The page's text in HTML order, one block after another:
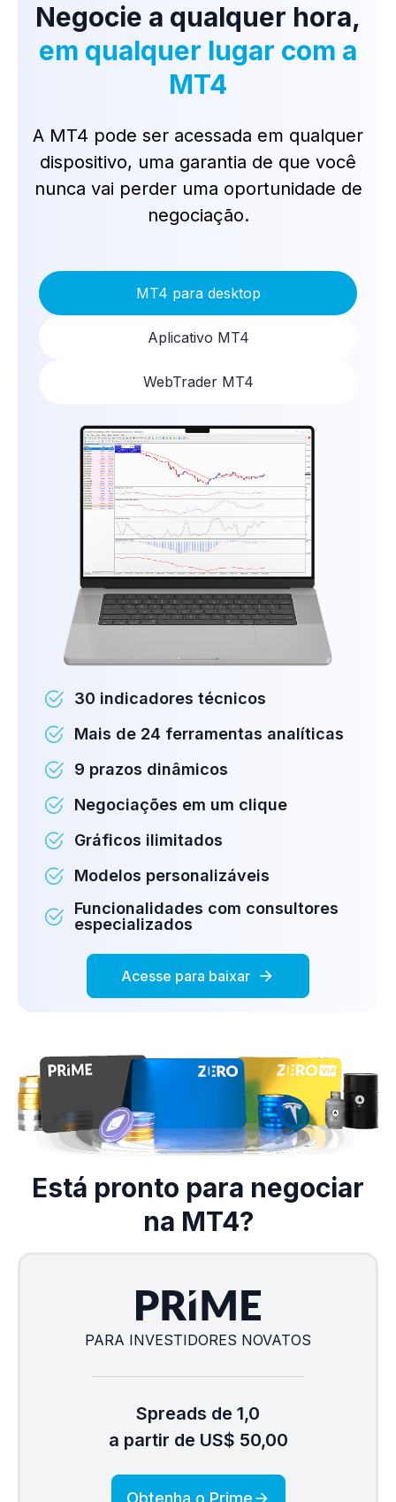
Negocie a qualquer hora,
em qualquer lugar com a
MT4
A MT4 pode ser acessada em qualquer
dispositivo, uma garantia de que você
nunca vai perder uma oportunidade de
negociação.
MT4 para desktop
Aplicativo MT4
WebTrader MT4
30 indicadores técnicos
Mais de 24 ferramentas analíticas
9 prazos dinâmicos
Negociações em um clique
Gráficos ilimitados
Modelos personalizáveis
Funcionalidades com consultores
especializados
Acesse para baixar
Está pronto para negociar
na MT4?
PARA INVESTIDORES NOVATOS
Spreads de 1,0
a partir de US$ 50,00
Obtenha o Prime